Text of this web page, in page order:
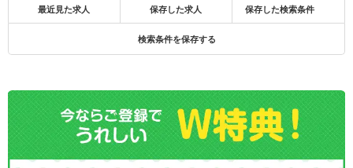
最近見た求人 保存した求人 保存した検索条件
検索条件を保存する